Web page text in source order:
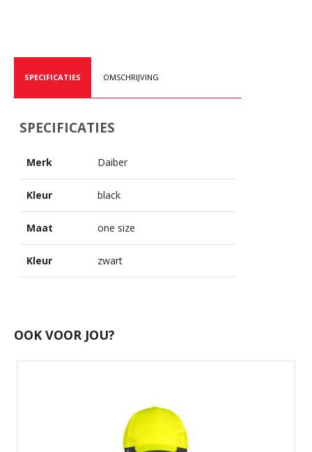
SPECIFICATIES OMSCHRIJVING
SPECIFICATIES
Merk Daiber
Kleur black
Maat one size
Kleur zwart
OOK VOOR JOU?